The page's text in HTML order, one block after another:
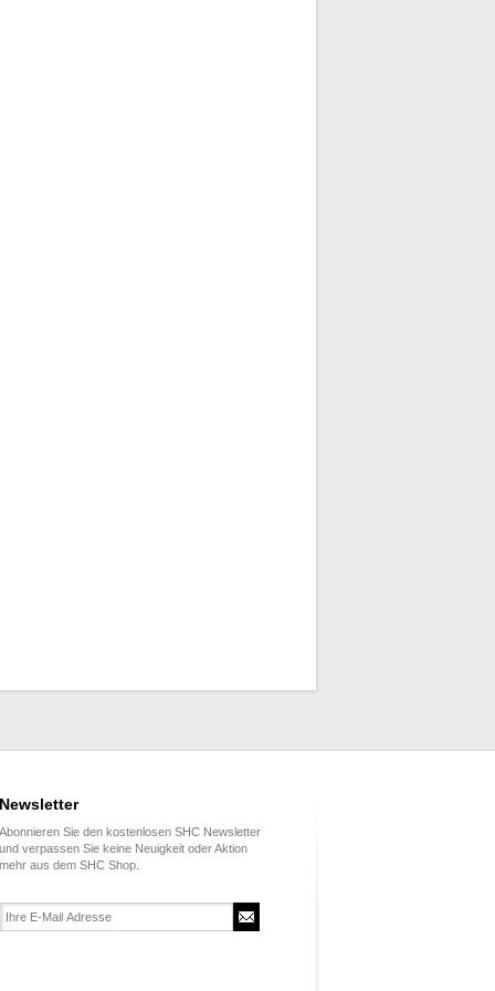
Newsletter
Abonnieren Sie den kostenlosen SHC Newsletter
und verpassen Sie keine Neuigkeit oder Aktion
mehr aus dem SHC Shop.